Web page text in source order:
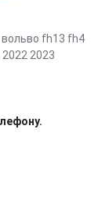
вольво fh13 fh4
2023